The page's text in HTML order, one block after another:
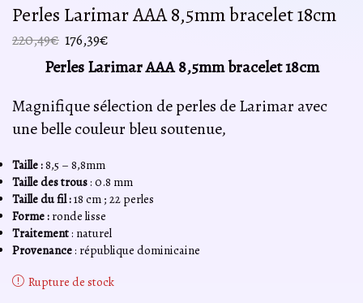
Perles Larimar AAA 8,5mm bracelet 18cm
220,49€ Le
prix
initial
220,49€.
176,39€
actuel
176,39€.
Perles Larimar AAA 8,5mm bracelet 18cm
Magnifique sélection de perles de Larimar avec
une belle couleur bleu soutenue,
Taille :8,5 – 8,8mm
Taille des trous: 0.8 mm
Taille du fil :18 cm ; 22 perles
Forme : ronde lisse
Traitement: naturel
Provenance: république dominicaine
Rupture de stock